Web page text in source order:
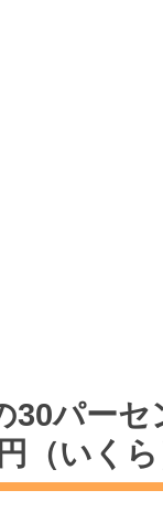
30パーセ
（いくら